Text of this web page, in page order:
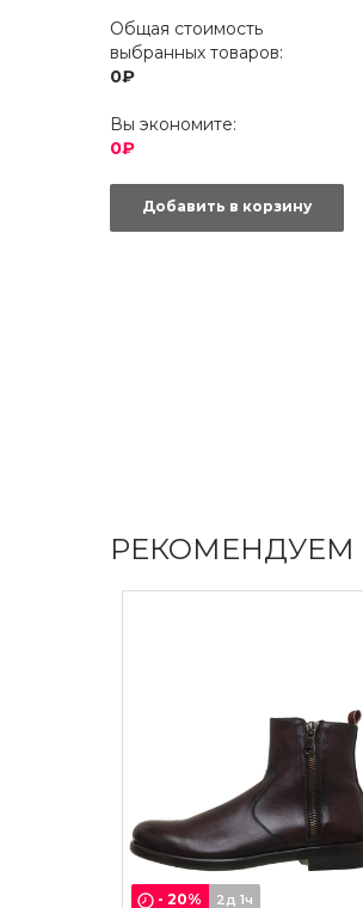
Общая стоимость
выбранных товаров:
0₽
Вы экономите:
0₽
Добавить в корзину
РЕКОМЕНДУЕМ
- 20% 2д 1ч